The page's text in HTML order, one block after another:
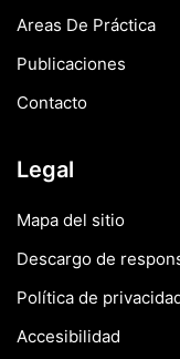
Areas De Práctica
Publicaciones
Contacto
Legal
Mapa del sitio
Descargo de
Política de
Accesibilidad